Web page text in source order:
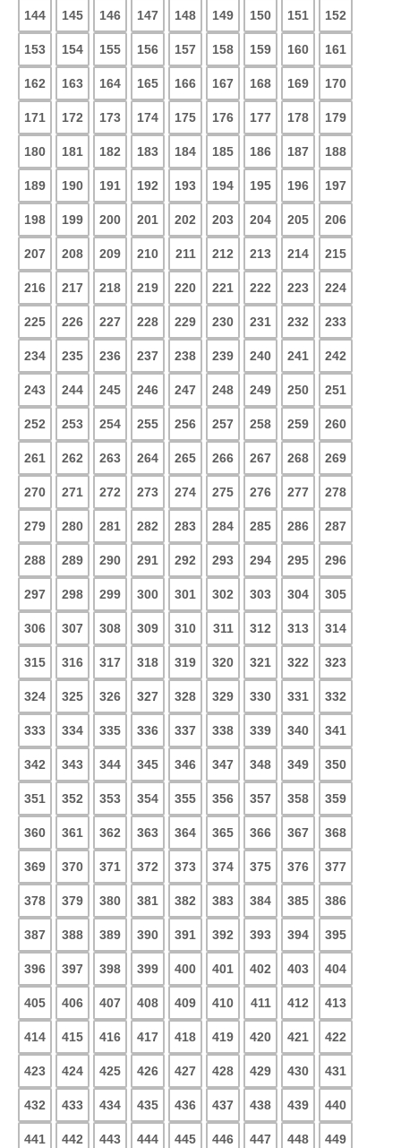
144 145 146 147 148 149 150 151 152
153 154 155 156 157 158 159 160 161
162 163 164 165 166 167 168 169 170
171 172 173 174 175 176 177 178 179
180 181 182 183 184 185 186 187 188
189 190 191 192 193 194 195 196 197
198 199 200 201 202 203 204 205 206
207 208 209 210 211 212 213 214 215
216 217 218 219 220 221 222 223 224
225 226 227 228 229 230 231 232 233
234 235 236 237 238 239 240 241 242
243 244 245 246 247 248 249 250 251
252 253 254 255 256 257 258 259 260
261 262 263 264 265 266 267 268 269
270 271 272 273 274 275 276 277 278
279 280 281 282 283 284 285 286 287
288 289 290 291 292 293 294 295 296
297 298 299 300 301 302 303 304 305
306 307 308 309 310 311 312 313 314
315 316 317 318 319 320 321 322 323
324 325 326 327 328 329 330 331 332
333 334 335 336 337 338 339 340 341
342 343 344 345 346 347 348 349 350
351 352 353 354 355 356 357 358 359
360 361 362 363 364 365 366 367 368
369 370 371 372 373 374 375 376 377
378 379 380 381 382 383 384 385 386
387 388 389 390 391 392 393 394 395
396 397 398 399 400 401 402 403 404
405 406 407 408 409 410 411 412 413
414 415 416 417 418 419 420 421 422
423 424 425 426 427 428 429 430 431
432 433 434 435 436 437 438 439 440
441 442 443 444 445 446 447 448 449